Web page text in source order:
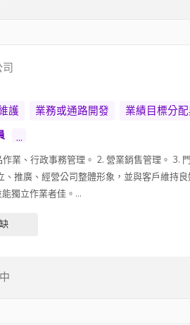
護 業務或通路開發 業績目標分
...
業、行政事務管理。 2. 營業銷售管理。 3.
、推廣、經營公司整體形象，並與客戶維持
獨立作業者佳。...